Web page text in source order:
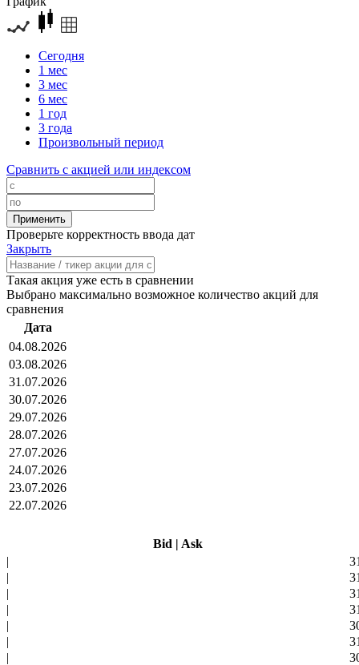
Сегодня
1 мес
3 мес
6 мес
1 год
3 года
Произвольный период
Сравнить с акцией или индексом
Проверьте корректность ввода дат
Закрыть
Такая акция уже есть в сравнении
Выбрано максимально возможное количество акций для
сравнения
Дата
04.08.2026
03.08.2026
31.07.2026
30.07.2026
29.07.2026
28.07.2026
27.07.2026
24.07.2026
23.07.2026
22.07.2026
Bid | Ask
|
|
|
|
|
|
|